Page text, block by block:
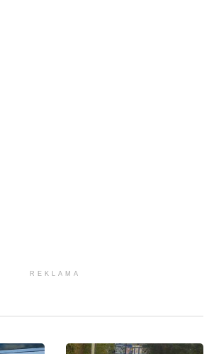
REKLAMA